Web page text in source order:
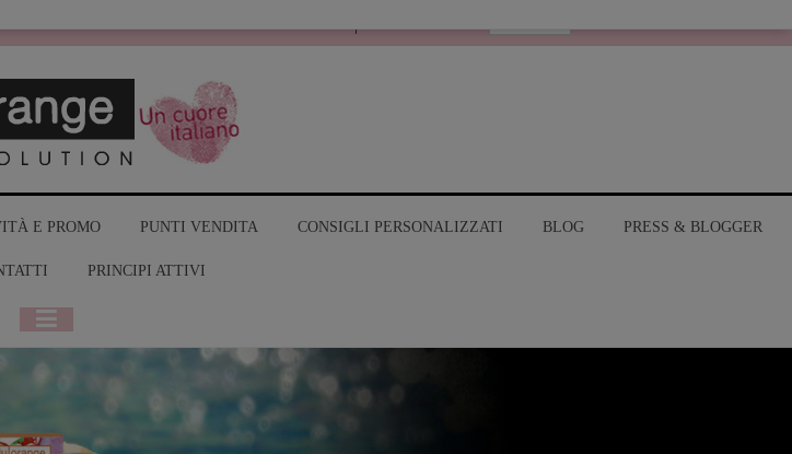
E PROMO PUNTI VENDITA CONSIGLI PERSONALIZZATI BLOG PRESS & BLOGGER
PRINCIPI ATTIVI